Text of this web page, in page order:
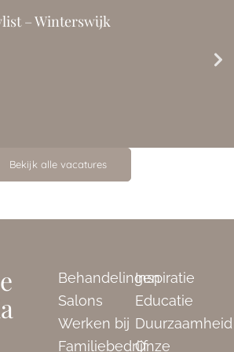
– Winterswijk
Bekijk alle vacatures
Behandelingen
Salons
Werken bij
Familiebedrijf
Inspiratie
Educatie
Duurzaamheid
Onze